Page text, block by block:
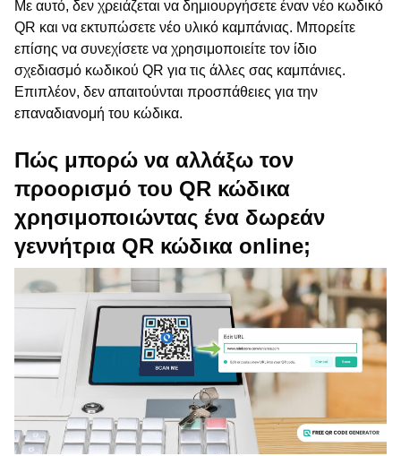
Με αυτό, δεν χρειάζεται να δημιουργήσετε έναν νέο κωδικό
QR και να εκτυπώσετε νέο υλικό καμπάνιας. Μπορείτε
επίσης να συνεχίσετε να χρησιμοποιείτε τον ίδιο
σχεδιασμό κωδικού QR για τις άλλες σας καμπάνιες.
Επιπλέον, δεν απαιτούνται προσπάθειες για την
επαναδιανομή του κώδικα.
Πώς μπορώ να αλλάξω τον
προορισμό του QR κώδικα
χρησιμοποιώντας ένα δωρεάν
γεννήτρια QR κώδικα online;